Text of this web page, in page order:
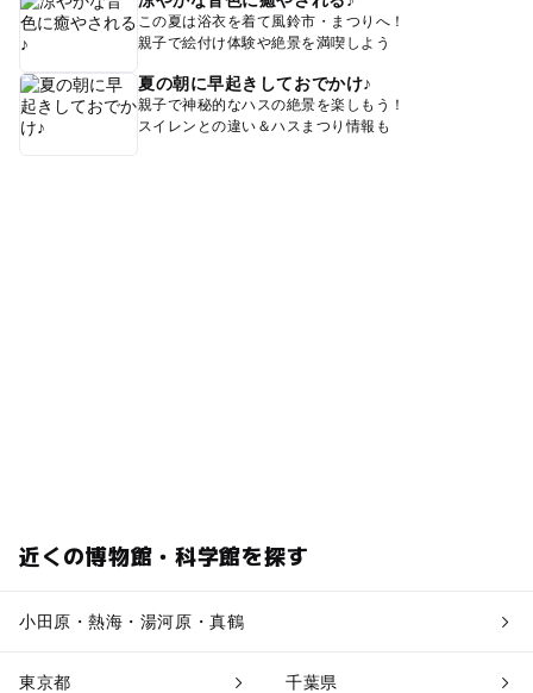
この夏は浴衣を着て風鈴市・まつりへ！
親子で絵付け体験や絶景を満喫しよう
夏の朝に早起きしておでかけ♪
親子で神秘的なハスの絶景を楽しもう！
スイレンとの違い＆ハスまつり情報も
近くの博物館・科学館を探す
小田原・熱海・湯河原・真鶴
東京都 千葉県